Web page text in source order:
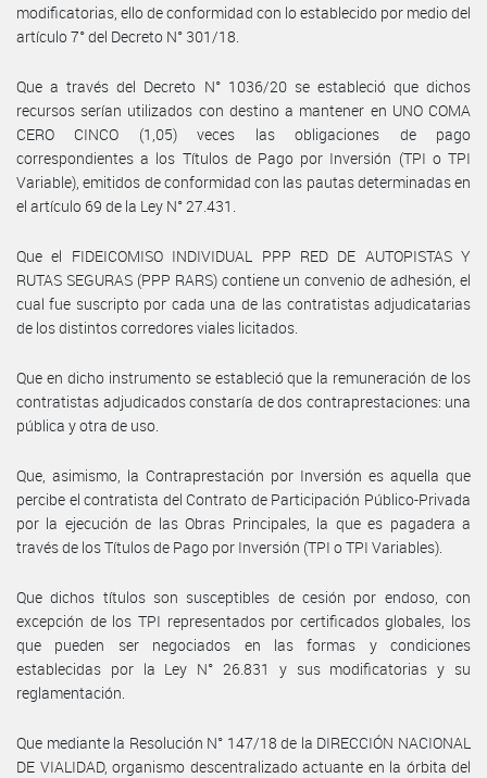
modificatorias, ello de conformidad con lo establecido por medio del
artículo 7° del Decreto N° 301/18.
Que a través del Decreto N° 1036/20 se estableció que dichos
recursos serían utilizados con destino a mantener en UNO COMA
CERO CINCO (1,05) veces las obligaciones de pago
correspondientes a los Títulos de Pago por Inversión (TPI o TPI
Variable), emitidos de conformidad con las pautas determinadas en
el artículo 69 de la Ley N° 27.431.
Que el FIDEICOMISO INDIVIDUAL PPP RED DE AUTOPISTAS Y
RUTAS SEGURAS (PPP RARS) contiene un convenio de adhesión, el
cual fue suscripto por cada una de las contratistas adjudicatarias
de los distintos corredores viales licitados.
Que en dicho instrumento se estableció que la remuneración de los
contratistas adjudicados constaría de dos contraprestaciones: una
pública y otra de uso.
Que, asimismo, la Contraprestación por Inversión es aquella que
percibe el contratista del Contrato de Participación Público-Privada
por la ejecución de las Obras Principales, la que es pagadera a
través de los Títulos de Pago por Inversión (TPI o TPI Variables).
Que dichos títulos son susceptibles de cesión por endoso, con
excepción de los TPI representados por certificados globales, los
que pueden ser negociados en las formas y condiciones
establecidas por la Ley N° 26.831 y sus modificatorias y su
reglamentación.
Que mediante la Resolución N° 147/18 de la DIRECCIÓN NACIONAL
DE VIALIDAD, organismo descentralizado actuante en la órbita del